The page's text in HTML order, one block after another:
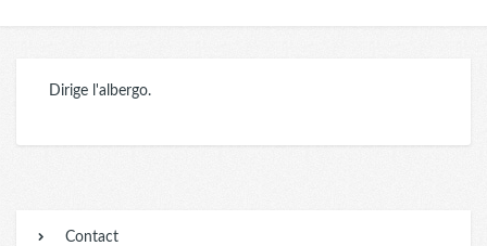
Dirige l'albergo.
Contact